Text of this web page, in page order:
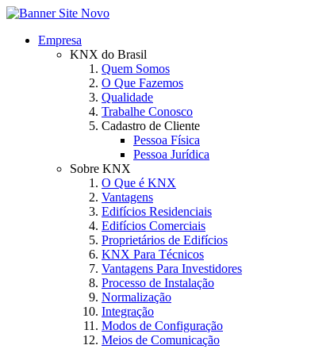
Empresa
KNX do Brasil
Quem Somos
O Que Fazemos
Qualidade
Trabalhe Conosco
Cadastro de Cliente
Pessoa Física
Pessoa Jurídica
Sobre KNX
O Que é KNX
Vantagens
Edifícios Residenciais
Edifícios Comerciais
Proprietários de Edifícios
KNX Para Técnicos
Vantagens Para Investidores
Processo de Instalação
Normalização
Integração
Modos de Configuração
Meios de Comunicação